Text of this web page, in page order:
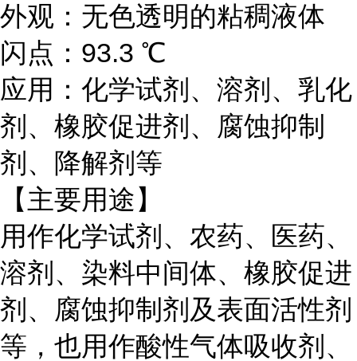
外观：无色透明的粘稠液体
闪点：93.3 ℃
应用：化学试剂、溶剂、乳化
剂、橡胶促进剂、腐蚀抑制
剂、降解剂等
【主要用途】
用作化学试剂、农药、医药、
溶剂、染料中间体、橡胶促进
剂、腐蚀抑制剂及表面活性剂
等，也用作酸性气体吸收剂、